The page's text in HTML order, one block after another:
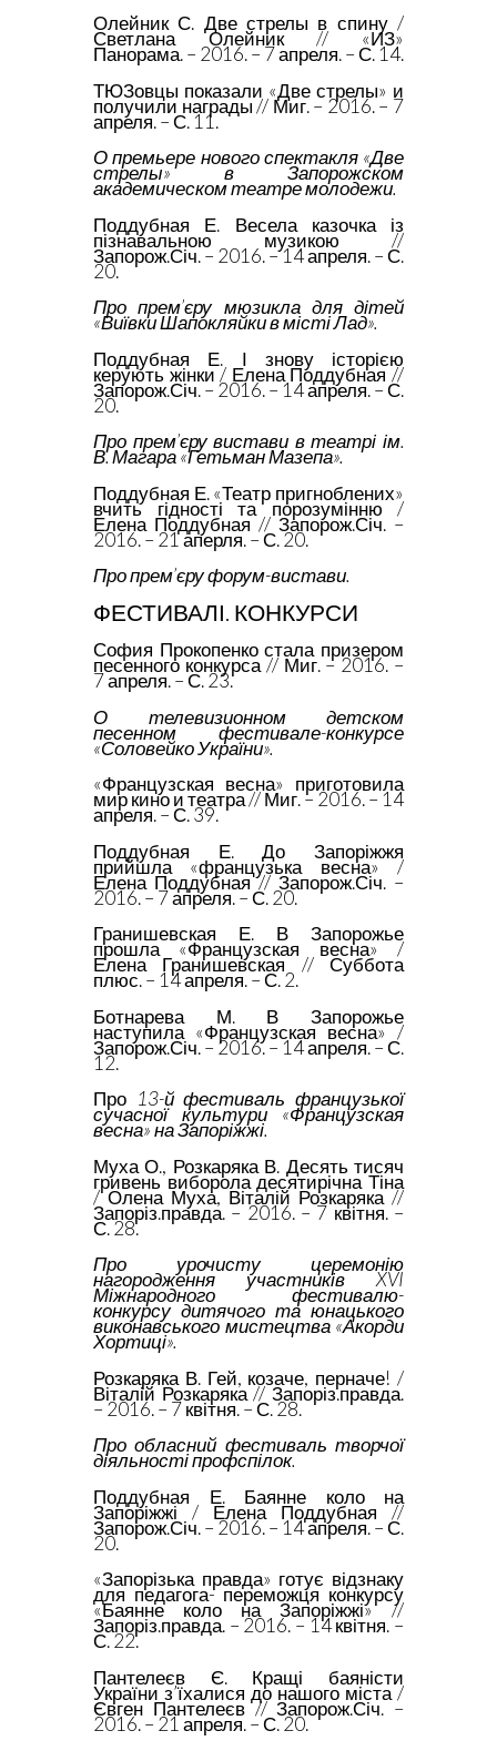
Олейник С. Две стрелы в спину /
Светлана Олейник // «ИЗ»
Панорама. – 2016. – 7 апреля. – С. 14.
ТЮЗовцы показали «Две стрелы» и
получили награды // Миг. – 2016. – 7
апреля. – С. 11.
О премьере нового спектакля «Две
стрелы» в Запорожском
академическом театре молодежи.
Поддубная Е. Весела казочка із
пізнавальною музикою //
Запорож.Січ. – 2016. – 14 апреля. – С.
20.
Про прем’єру мюзикла для дітей
«Виївки Шапокляйки в місті Лад».
Поддубная Е. І знову історією
керують жінки / Елена Поддубная //
Запорож.Січ. – 2016. – 14 апреля. – С.
20.
Про прем’єру вистави в театрі ім.
В. Магара «Гетьман Мазепа».
Поддубная Е. «Театр пригноблених»
вчить гідності та порозумінню /
Елена Поддубная // Запорож.Січ. –
2016. – 21 аперля. – С. 20.
Про прем’єру форум-вистави.
ФЕСТИВАЛІ. КОНКУРСИ
София Прокопенко стала призером
песенного конкурса // Миг. – 2016. –
7 апреля. – С. 23.
О телевизионном детском
песенном фестивале-конкурсе
«Соловейко України».
«Французская весна» приготовила
мир кино и театра // Миг. – 2016. – 14
апреля. – С. 39.
Поддубная Е. До Запоріжжя
прийшла «французька весна» /
Елена Поддубная // Запорож.Січ. –
2016. – 7 апреля. – С. 20.
Гранишевская Е. В Запорожье
прошла «Французская весна» /
Елена Гранишевская // Суббота
плюс. – 14 апреля. – С. 2.
Ботнарева М. В Запорожье
наступила «Французская весна» /
Запорож.Січ. – 2016. – 14 апреля. – С.
12.
Про 13-й фестиваль французької
сучасної культури «Французская
весна» на Запоріжжі.
Муха О., Розкаряка В. Десять тисяч
гривень виборола десятирічна Тіна
/ Олена Муха, Віталій Розкаряка //
Запоріз.правда. – 2016. – 7 квітня. –
С. 28.
Про урочисту церемонію
нагородження участників XVI
Міжнародного фестивалю-
конкурсу дитячого та юнацького
виконавського мистецтва «Акорди
Хортиці».
Розкаряка В. Гей, козаче, перначе! /
Віталій Розкаряка // Запоріз.правда.
– 2016. – 7 квітня. – С. 28.
Про обласний фестиваль творчої
діяльності профспілок.
Поддубная Е. Баянне коло на
Запоріжжі / Елена Поддубная //
Запорож.Січ. – 2016. – 14 апреля. – С.
20.
«Запорізька правда» готує відзнаку
для педагога- переможця конкурсу
«Баянне коло на Запоріжжі» //
Запоріз.правда. – 2016. – 14 квітня. –
С. 22.
Пантелеєв Є. Кращі баяністи
України з’їхалися до нашого міста /
Євген Пантелеєв // Запорож.Січ. –
2016. – 21 апреля. – С. 20.